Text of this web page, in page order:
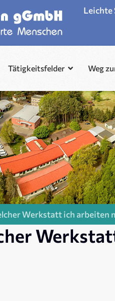
Leichte
Tätigkeitsfelder Weg
Werkstatt ich arbeiten